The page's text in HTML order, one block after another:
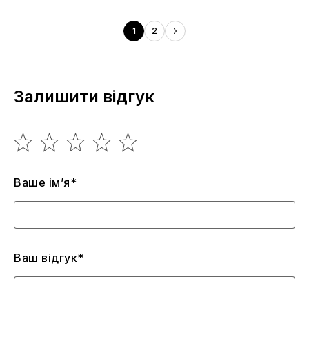
1 2
Залишити відгук
Ваше ім’я*
Ваш відгук*